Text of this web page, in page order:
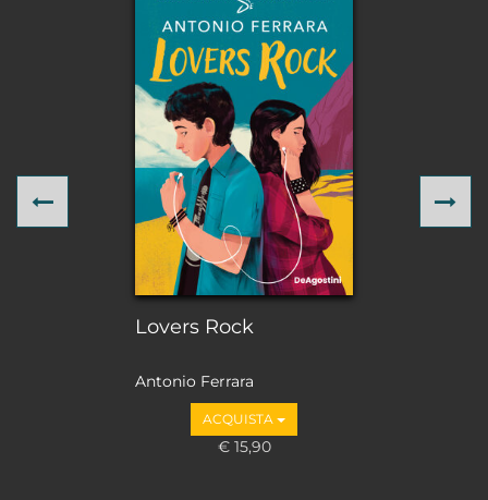
Lovers Rock
Antonio Ferrara
ACQUISTA
€ 15,90
Previous